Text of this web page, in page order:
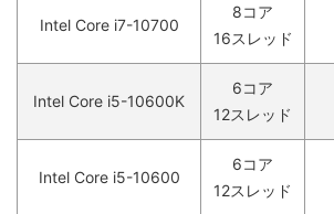
Intel Core i7-10700
8コア
16スレッド
Intel Core i5-10600K
6コア
12スレッド
Intel Core i5-10600
6コア
12スレッド